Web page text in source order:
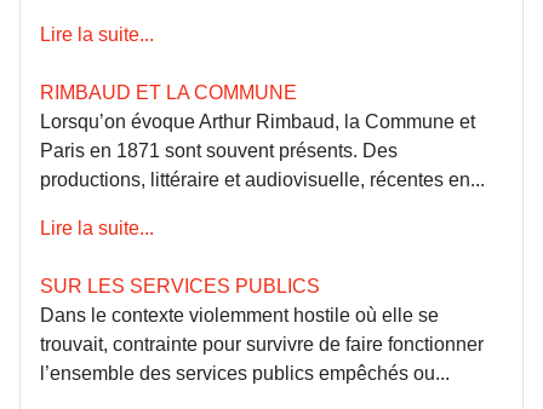
Lire la suite...
RIMBAUD ET LA COMMUNE
Lorsqu’on évoque Arthur Rimbaud, la Commune et
Paris en 1871 sont souvent présents. Des
productions, littéraire et audiovisuelle, récentes en...
Lire la suite...
SUR LES SERVICES PUBLICS
Dans le contexte violemment hostile où elle se
trouvait, contrainte pour survivre de faire fonctionner
l’ensemble des services publics empêchés ou...